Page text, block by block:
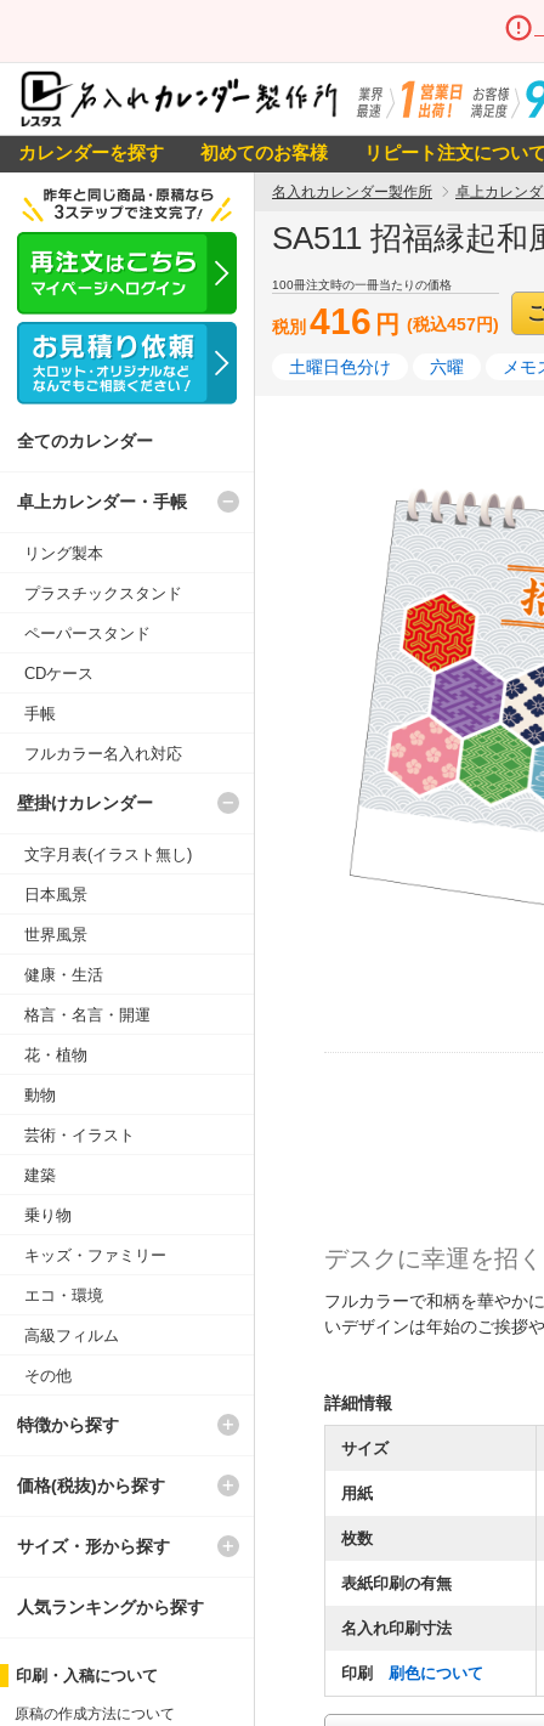
カレンダーを探す 初めてのお客様 リピート注文につい
名入れカレンダー製作所 卓上カレン
SA511 招福縁起
100冊注文時の一冊当たりの価格
税別416 円 (税込457円)
土曜日色分け 六曜 メ
デスクに幸運を招
フルカラーで和柄を華やか
いデザインは年始のご挨拶
詳細情報
サイズ
用紙
枚数
表紙印刷の有無
名入れ印刷寸法
印刷 刷色について
全てのカレンダー
卓上カレンダー・手帳
リング製本
プラスチックスタンド
ペーパースタンド
CDケース
手帳
フルカラー名入れ対応
壁掛けカレンダー
文字月表(イラスト無し)
日本風景
世界風景
健康・生活
格言・名言・開運
花・植物
動物
芸術・イラスト
建築
乗り物
キッズ・ファミリー
エコ・環境
高級フィルム
その他
特徴から探す
価格(税抜)から探す
サイズ・形から探す
人気ランキングから探す
印刷・入稿について
原稿の作成方法について